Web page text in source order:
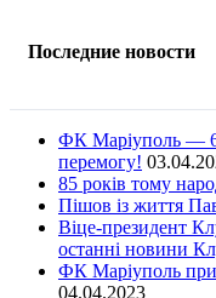
Последние новости
ФК Маріуполь —
перемогу!
85 років тому
Пішов із життя
Віце-президент
останні новини
ФК Маріуполь
04.04.2023